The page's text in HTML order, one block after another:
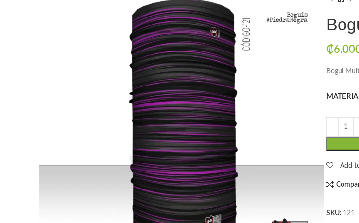
₡
Bogui
Add
SKU: 121